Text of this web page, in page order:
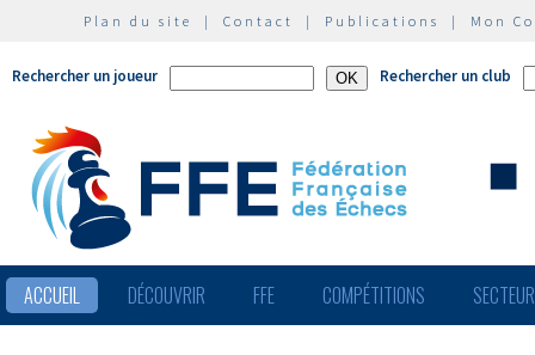
Plan du site | Contact | Publications | Mon
Rechercher un joueur Rechercher un club
ACCUEIL DÉCOUVRIR FFE COMPÉTITIONS